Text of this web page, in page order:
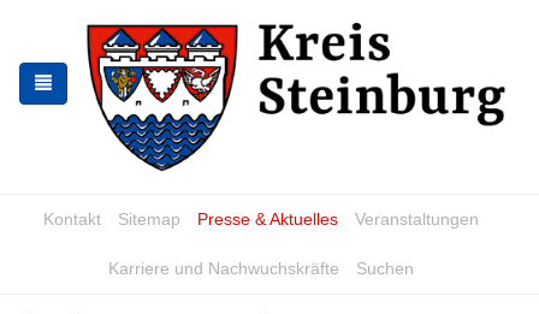
springen
springen
Kontakt Sitemap Presse & Aktuelles Veranstaltungen
Karriere und Nachwuchskräfte Suchen